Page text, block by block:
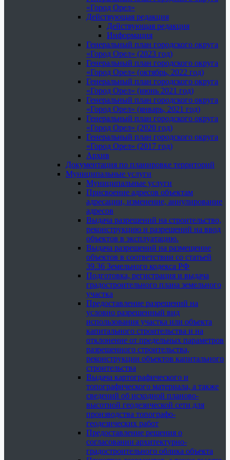
«Город Орел»
Действующая редакция
Действующая редакция
Информация
Генеральный план городского округа
«Город Орел» (2023 год)
Генеральный план городского округа
«Город Орел» (октябрь, 2022 год)
Генеральный план городского округа
«Город Орел» (июнь 2021 год)
Генеральный план городского округа
«Город Орел» (январь, 2021 год)
Генеральный план городского округа
«Город Орел» (2020 год)
Генеральный план городского округа
«Город Орел» (2017 год)
Архив
Документация по планировке территорий
Муниципальные услуги
Муниципальные услуги
Присвоение адресов объектам
адресации, изменение, аннулирование
адресов
Выдача разрешений на строительство,
реконструкцию и разрешений на ввод
объектов в эксплуатацию.
Выдача разрешений на размещение
объектов в соответствии со статьей
39.36 Земельного кодекса РФ
Подготовка, регистрация и выдача
градостроительного плана земельного
участка
Предоставление разрешений на
условно разрешенный вид
использования участка или объекта
капитального строительства и на
отклонение от предельных параметров
разрешенного строительства,
реконструкции объектов капитального
строительства
Выдача картографического и
топографического материала, а также
сведений об исходной планово-
высотной геодезической сети для
производства топографо-
геодезических работ
Предоставление решения о
согласовании архитектурно-
градостроительного облика объекта